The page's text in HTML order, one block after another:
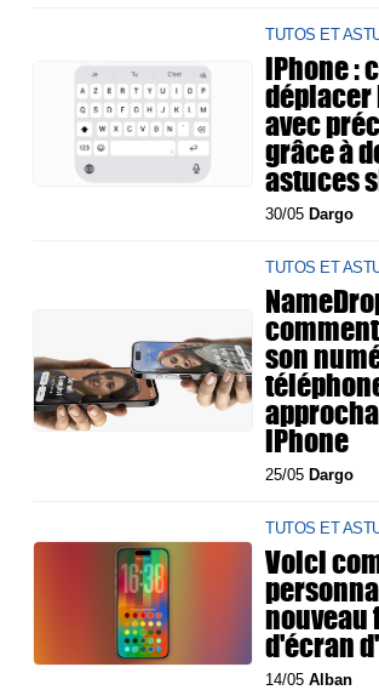
TUTOS ET
iPhone :
avec
grâce à
astuces
30/05Dargo
TUTOS ET
son
iPhone
25/05Dargo
TUTOS ET
Voici
nouveau
d'écran
14/05Alban